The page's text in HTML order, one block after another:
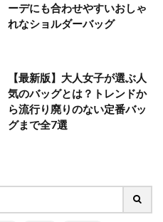
ーデにも合わせやすいおしゃ
れなショルダーバッグ
【最新版】大人女子が選ぶ人
気のバッグとは？トレンドか
ら流行り廃りのない定番バッ
グまで全7選